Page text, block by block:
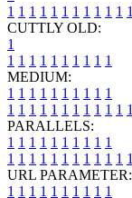
1 1 1 1 1 1 1 1 1 1 1 1
CUTTLY OLD:
1
1 1 1 1 1 1 1 1 1 1
MEDIUM:
1 1 1 1 1 1 1 1 1 1
1 1 1 1 1 1 1 1 1 1 1 1
PARALLELS:
1 1 1 1 1 1 1 1 1 1
1 1 1 1 1 1 1 1 1 1 1 1
URL PARAMETER:
1 1 1 1 1 1 1 1 1 1